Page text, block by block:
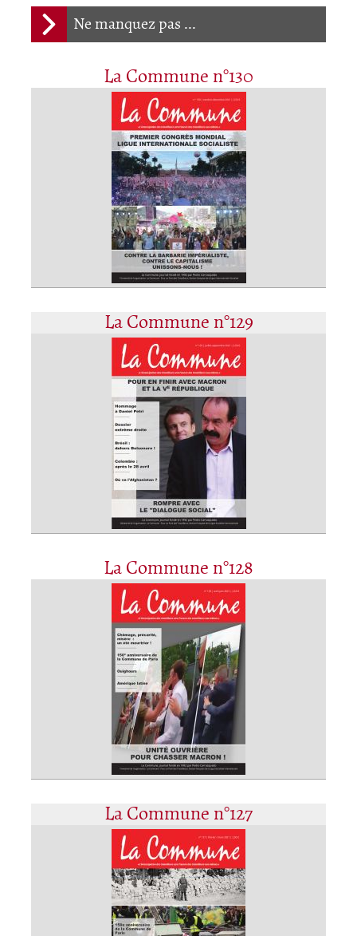
Ne manquez pas ...
La Commune n°130
La Commune n°129
La Commune n°128
La Commune n°127